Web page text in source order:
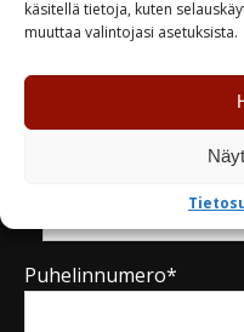
käsitellä tietoja, kuten
muuttaa valintojasi asetuksista.
Nimi*
Puhelinnumero*